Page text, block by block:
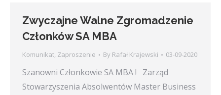
Zwyczajne Walne Zgromadzenie
Członków SA MBA
Komunikat, Zaproszenie By Rafał Krajewski 03-09-2020
Szanowni Członkowie SA MBA ! Zarząd
Stowarzyszenia Absolwentów Master Business